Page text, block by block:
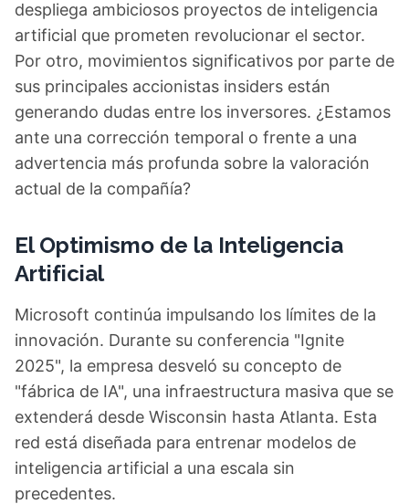
despliega ambiciosos proyectos de inteligencia
artificial que prometen revolucionar el sector.
Por otro, movimientos significativos por parte de
sus principales accionistas insiders están
generando dudas entre los inversores. ¿Estamos
ante una corrección temporal o frente a una
advertencia más profunda sobre la valoración
actual de la compañía?
El Optimismo de la Inteligencia
Artificial
Microsoft continúa impulsando los límites de la
innovación. Durante su conferencia "Ignite
2025", la empresa desveló su concepto de
"fábrica de IA", una infraestructura masiva que se
extenderá desde Wisconsin hasta Atlanta. Esta
red está diseñada para entrenar modelos de
inteligencia artificial a una escala sin
precedentes.